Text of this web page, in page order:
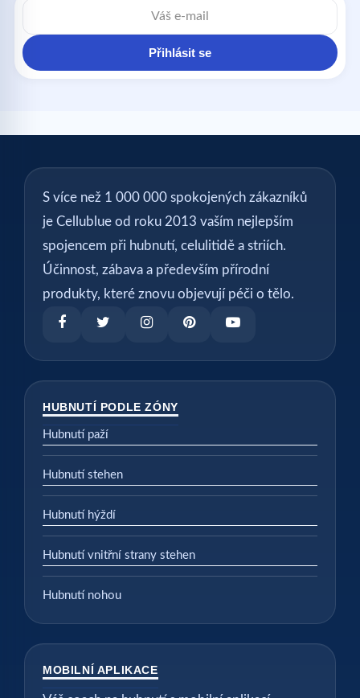
Přihlásit se
S více než 1 000 000 spokojených zákazníků
je Cellublue od roku 2013 vaším nejlepším
spojencem při hubnutí, celulitidě a striích.
Účinnost, zábava a především přírodní
produkty, které znovu objevují péči o tělo.
HUBNUTÍ PODLE ZÓNY
Hubnutí paží
Hubnutí stehen
Hubnutí hýždí
Hubnutí vnitřní strany stehen
Hubnutí nohou
MOBILNÍ APLIKACE